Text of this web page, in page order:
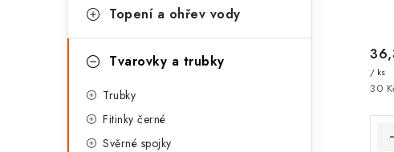
e
Topení a ohřev vody
Tvarovky a trubky
Trubky
Fitinky černé
Svěrné spojky
30
/ ks